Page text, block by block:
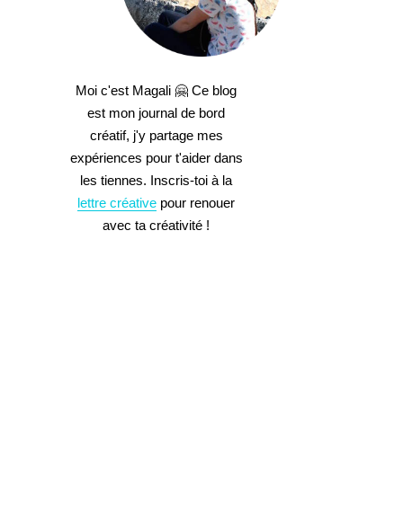
Moi c'est Magali 🤗 Ce blog
est mon journal de bord
créatif, j'y partage mes
expériences pour t'aider dans
les tiennes. Inscris-toi à la
lettre créative pour renouer
avec ta créativité !